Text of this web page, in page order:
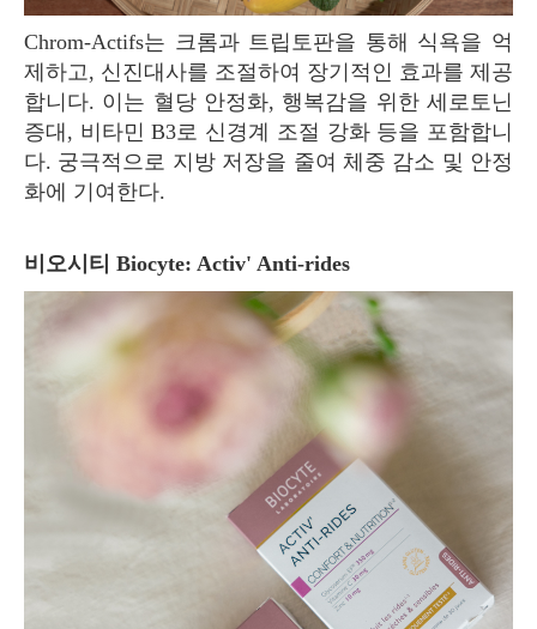
Chrom-Actifs는 크롬과 트립토판을 통해 식욕을 억
제하고, 신진대사를 조절하여 장기적인 효과를 제공
합니다. 이는 혈당 안정화, 행복감을 위한 세로토닌
증대, 비타민 B3로 신경계 조절 강화 등을 포함합니
다. 궁극적으로 지방 저장을 줄여 체중 감소 및 안정
화에 기여한다.
비오시티 Biocyte: Activ' Anti-rides